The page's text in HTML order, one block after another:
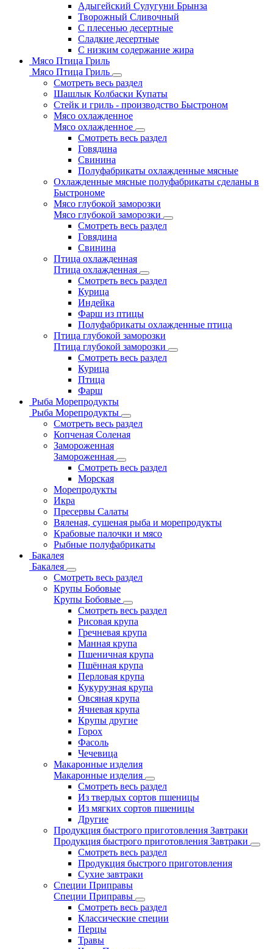
Адыгейский Сулугуни Брынза
Творожный Сливочный
С плесенью десертные
Сладкие десертные
С низким содержание жира
Мясо Птица Гриль
Мясо Птица Гриль
Смотреть весь раздел
Шашлык Колбаски Купаты
Стейк и гриль - производство Быстроном
Мясо охлажденное
Мясо охлажденное
Смотреть весь раздел
Говядина
Свинина
Полуфабрикаты охлажденные мясные
Охлажденные мясные полуфабрикаты сделаны в
Быстрономе
Мясо глубокой заморозки
Мясо глубокой заморозки
Смотреть весь раздел
Говядина
Свинина
Птица охлажденная
Птица охлажденная
Смотреть весь раздел
Курица
Индейка
Фарш из птицы
Полуфабрикаты охлажденные птица
Птица глубокой заморозки
Птица глубокой заморозки
Смотреть весь раздел
Курица
Птица
Фарш
Рыба Морепродукты
Рыба Морепродукты
Смотреть весь раздел
Копченая Соленая
Замороженная
Замороженная
Смотреть весь раздел
Морская
Морепродукты
Икра
Пресервы Салаты
Вяленая, сушеная рыба и морепродукты
Крабовые палочки и мясо
Рыбные полуфабрикаты
Бакалея
Бакалея
Смотреть весь раздел
Крупы Бобовые
Крупы Бобовые
Смотреть весь раздел
Рисовая крупа
Гречневая крупа
Манная крупа
Пшеничная крупа
Пшённая крупа
Перловая крупа
Кукурузная крупа
Овсяная крупа
Ячневая крупа
Крупы другие
Горох
Фасоль
Чечевица
Макаронные изделия
Макаронные изделия
Смотреть весь раздел
Из твердых сортов пшеницы
Из мягких сортов пшеницы
Другие
Продукция быстрого приготовления Завтраки
Продукция быстрого приготовления Завтраки
Смотреть весь раздел
Продукция быстрого приготовления
Сухие завтраки
Специи Приправы
Специи Приправы
Смотреть весь раздел
Классические специи
Перцы
Травы